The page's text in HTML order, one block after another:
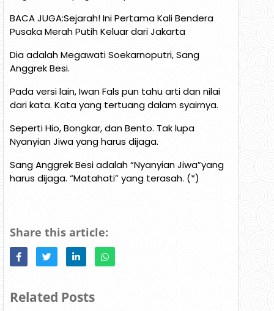
BACA JUGA:Sejarah! Ini Pertama Kali Bendera
Pusaka Merah Putih Keluar dari Jakarta
Dia adalah Megawati Soekarnoputri, Sang
Anggrek Besi.
Pada versi lain, Iwan Fals pun tahu arti dan nilai
dari kata. Kata yang tertuang dalam syairnya.
Seperti Hio, Bongkar, dan Bento. Tak lupa
Nyanyian Jiwa yang harus dijaga.
Sang Anggrek Besi adalah “Nyanyian Jiwa”yang
harus dijaga. “Matahati” yang terasah. (*)
Share this article:
Related Posts